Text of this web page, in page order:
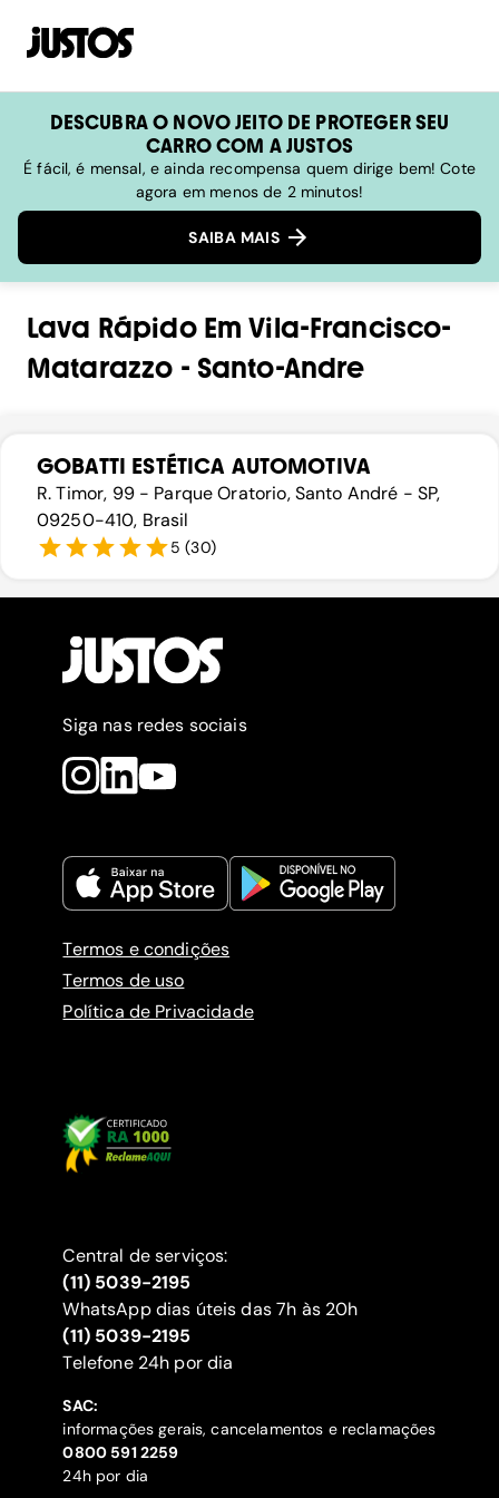
DESCUBRA O NOVO JEITO DE PROTEGER SEU
CARRO COM A JUSTOS
É fácil, é mensal, e ainda recompensa quem dirige bem! Cote
agora em menos de 2 minutos!
SAIBA MAIS
Lava RápidoEmVila-Francisco-
Matarazzo - Santo-Andre
GOBATTI ESTÉTICA AUTOMOTIVA
R. Timor, 99 - Parque Oratorio, Santo André - SP,
09250-410, Brasil
5 (30)
Siga nas redes sociais
Termos e condições
Termos de uso
Política de Privacidade
Central de serviços:
(11) 5039-2195
WhatsApp dias úteis das 7h às 20h
(11) 5039-2195
‍Telefone 24h por dia
SAC:
informações gerais, cancelamentos e reclamações
‍0800 591 2259
24h por dia